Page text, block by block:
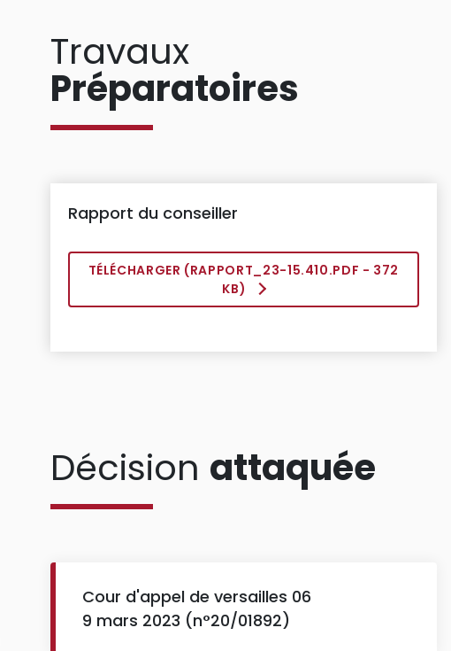
Travaux
Préparatoires
Rapport du conseiller
TÉLÉCHARGER (RAPPORT_23-15.410.PDF - 372
KB)
Décision attaquée
Cour d'appel de versailles 06
9 mars 2023 (n°20/01892)